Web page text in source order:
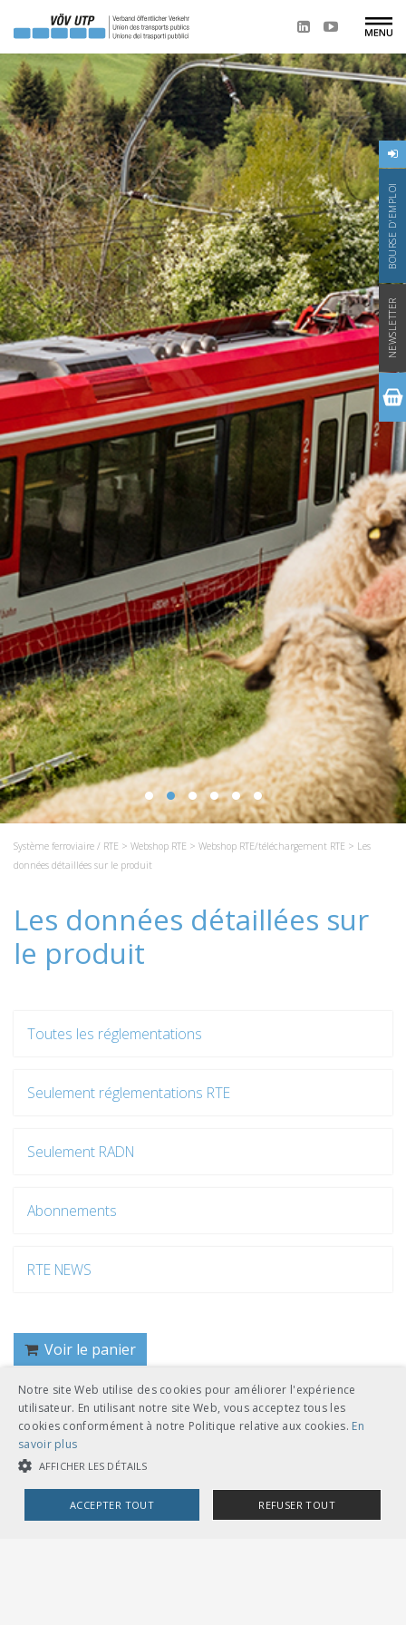
BOURSE D'EMPLOI
NEWSLETTER
Système ferroviaire / RTE > Webshop RTE > Webshop RTE/téléchargement RTE > Les
données détaillées sur le produit
Les données détaillées sur
le produit
Toutes les réglementations
Seulement réglementations RTE
Seulement RADN
Abonnements
RTE NEWS
Voir le panier
Retour
Notre site Web utilise des cookies pour améliorer l'expérience
utilisateur. En utilisant notre site Web, vous acceptez tous les
cookies conformément à notre Politique relative aux cookies. En
savoir plus
AFFICHER LES DÉTAILS
ACCEPTER TOUT REFUSER TOUT